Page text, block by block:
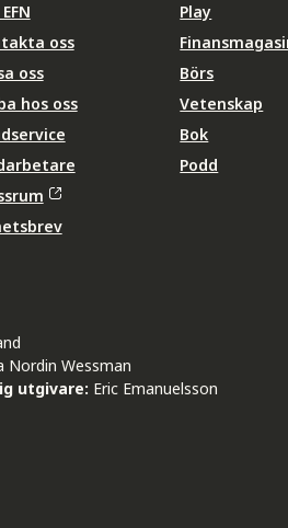
oss
oss
hos oss
Play
Börs
Vetenskap
Bok
Podd
Nordin Wessman
utgivare: Eric Emanuelsson